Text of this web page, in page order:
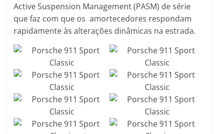
Active Suspension Management (PASM) de série
que faz com que os amortecedores respondam
rapidamente às alterações dinâmicas na estrada.